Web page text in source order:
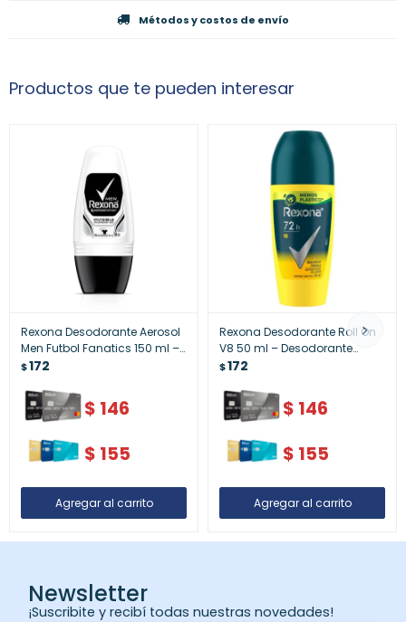
Métodos y costos de envío
Productos que te pueden interesar
Rexona Desodorante Aerosol
Men Futbol Fanatics 150 ml –
Desodorante Masculino
$172
$ 146
$ 155
Rexona Desodorante Roll On
V8 50 ml – Desodorante
Masculino
$172
$ 146
$ 155
Newsletter
¡Suscribite y recibí todas nuestras novedades!